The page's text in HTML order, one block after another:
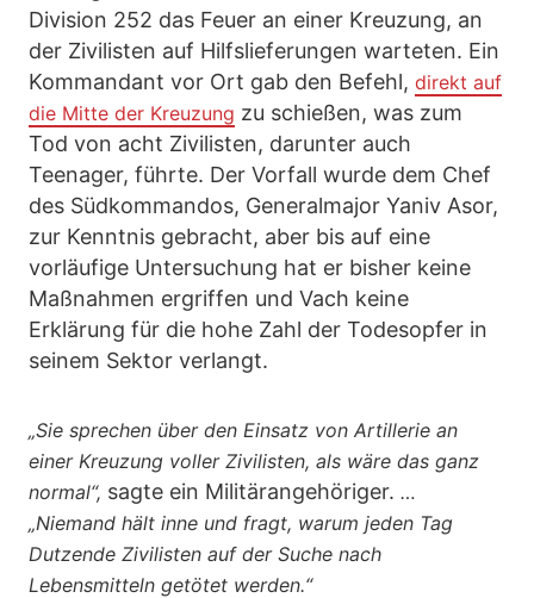
Division 252 das Feuer an einer Kreuzung, an
der Zivilisten auf Hilfslieferungen warteten. Ein
Kommandant vor Ort gab den Befehl, direkt auf
die Mitte der Kreuzung zu schießen, was zum
Tod von acht Zivilisten, darunter auch
Teenager, führte. Der Vorfall wurde dem Chef
des Südkommandos, Generalmajor Yaniv Asor,
zur Kenntnis gebracht, aber bis auf eine
vorläufige Untersuchung hat er bisher keine
Maßnahmen ergriffen und Vach keine
Erklärung für die hohe Zahl der Todesopfer in
seinem Sektor verlangt.
„Sie sprechen über den Einsatz von Artillerie an
einer Kreuzung voller Zivilisten, als wäre das ganz
normal“, sagte ein Militärangehöriger. …
„Niemand hält inne und fragt, warum jeden Tag
Dutzende Zivilisten auf der Suche nach
Lebensmitteln getötet werden.“